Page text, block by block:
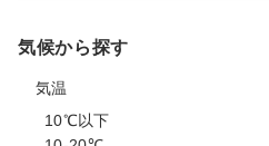
気候から探す
気温
10℃以下